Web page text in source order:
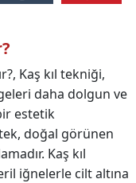
Kaş kıl tekniği,
daha dolgun ve
estetik
doğal görünen
Kaş kıl
iğnelerle cilt altına